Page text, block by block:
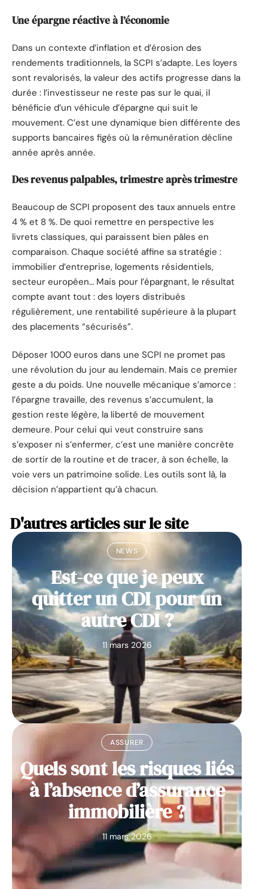
Une épargne réactive à l’économie
Dans un contexte d’inflation et d’érosion des
rendements traditionnels, la SCPI s’adapte. Les loyers
sont revalorisés, la valeur des actifs progresse dans la
durée : l’investisseur ne reste pas sur le quai, il
bénéficie d’un véhicule d’épargne qui suit le
mouvement. C’est une dynamique bien différente des
supports bancaires figés où la rémunération décline
année après année.
Des revenus palpables, trimestre après trimestre
Beaucoup de SCPI proposent des taux annuels entre
4 % et 8 %. De quoi remettre en perspective les
livrets classiques, qui paraissent bien pâles en
comparaison. Chaque société affine sa stratégie :
immobilier d’entreprise, logements résidentiels,
secteur européen… Mais pour l’épargnant, le résultat
compte avant tout : des loyers distribués
régulièrement, une rentabilité supérieure à la plupart
des placements “sécurisés”.
Déposer 1000 euros dans une SCPI ne promet pas
une révolution du jour au lendemain. Mais ce premier
geste a du poids. Une nouvelle mécanique s’amorce :
l’épargne travaille, des revenus s’accumulent, la
gestion reste légère, la liberté de mouvement
demeure. Pour celui qui veut construire sans
s’exposer ni s’enfermer, c’est une manière concrète
de sortir de la routine et de tracer, à son échelle, la
voie vers un patrimoine solide. Les outils sont là, la
décision n’appartient qu’à chacun.
D'autres articles sur le site
NEWS
Est-ce que je peux
quitter un CDI pour un
autre CDI ?
11 mars 2026
ASSURER
Quels sont les risques liés
à l’absence d’assurance
immobilière ?
11 mars 2026